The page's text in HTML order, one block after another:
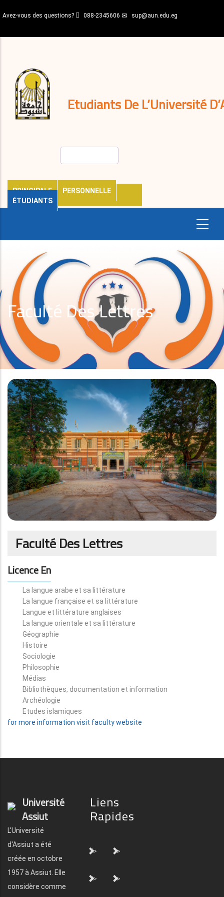
au
principal
Avez-vous des questions? 088-2345606 sup@aun.edu.eg
Etudiants De L’Université
PRINCIPALE
PERSONNELLE
ÉTUDIANTS
décisions
Expatriés
Journal
Faculté Des Lettres
Faculté Des Lettres
Licence En
La langue arabe et sa littérature
La langue française et sa littérature
Langue et littérature anglaises
La langue orientale et sa littérature
Géographie
Histoire
Sociologie
Philosophie
Médias
Bibliothèques, documentation et information
Archéologie
Etudes islamiques
for more information visit faculty website
Université
Assiut
L'Université
d'Assiut a été
créée en octobre
1957 à Assiut. Elle
considère comme
Liens
Rapides
"> ">
"> ">